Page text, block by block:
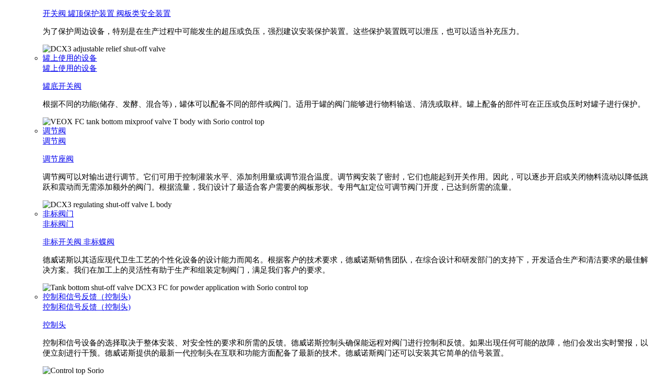
开关阀 罐顶保护装置 阀板类安全装置
为了保护周边设备，特别是在生产过程中可能发生的超压或负压，强烈建议安装保护装置。这些保护装置既可以泄压，也可以适当补充压力。
罐上使用的设备
罐上使用的设备
罐底开关阀
根据不同的功能(储存、发酵、混合等)，罐体可以配备不同的部件或阀门。适用于罐的阀门能够进行物料输送、清洗或取样。罐上配备的部件可在正压或负压时对罐子进行保护。
调节阀
调节阀
调节座阀
调节阀可以对输出进行调节。它们可用于控制灌装水平、添加剂用量或调节混合温度。调节阀安装了密封，它们也能起到开关作用。因此，可以逐步开启或关闭物料流动以降低跳
跃和震动而无需添加额外的阀门。根据流量，我们设计了最适合客户需要的阀板形状。专用气缸定位可调节阀门开度，已达到所需的流量。
非标阀门
非标阀门
非标开关阀 非标蝶阀
德威诺斯以其适应现代卫生工艺的个性化设备的设计能力而闻名。根据客户的技术要求，德威诺斯销售团队，在综合设计和研发部门的支持下，开发适合生产和清洁要求的最佳解
决方案。我们在加工上的灵活性有助于生产和组装定制阀门，满足我们客户的要求。
控制和信号反馈（控制头)
控制和信号反馈（控制头)
控制头
控制和信号设备的选择取决于整体安装、对安全性的要求和所需的反馈。德威诺斯控制头确保能远程对阀门进行控制和反馈。如果出现任何可能的故障，他们会发出实时警报，以
便立刻进行干预。德威诺斯提供的最新一代控制头在互联和功能方面配备了最新的技术。德威诺斯阀门还可以安装其它简单的信号装置。